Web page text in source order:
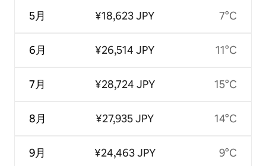
5月
6月
7月
8月
9月
¥18,623 JPY
¥26,514 JPY
¥28,724 JPY
¥27,935 JPY
¥24,463 JPY
7°C
11°C
15°C
14°C
9°C